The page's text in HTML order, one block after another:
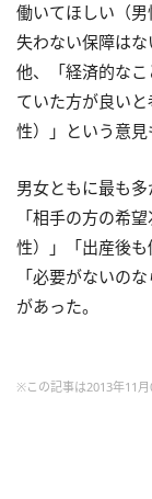
働いてほしい（
失わない保障は
他、「経済的な
ていた方が良い
性）」という意見
男女ともに最も多
「相手の方の希
性）」「出産後も
「必要がないの
があった。
※この記事は2013年11